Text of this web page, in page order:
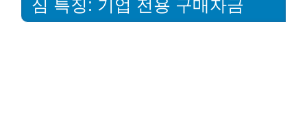
심 특징: 기업 전용 구매자금